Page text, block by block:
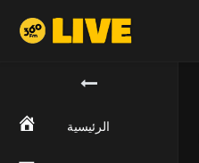
الرئيسية